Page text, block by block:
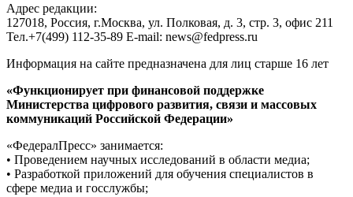
Адрес редакции:
127018, Россия, г.Москва, ул. Полковая, д. 3, стр. 3, офис 211
Тел.+7(499) 112-35-89 E-mail: news@fedpress.ru
Информация на сайте предназначена для лиц старше 16 лет
«Функционирует при финансовой поддержке
Министерства цифрового развития, связи и массовых
коммуникаций Российской Федерации»
«ФедералПресс» занимается:
• Проведением научных исследований в области медиа;
• Разработкой приложений для обучения специалистов в
сфере медиа и госслужбы;